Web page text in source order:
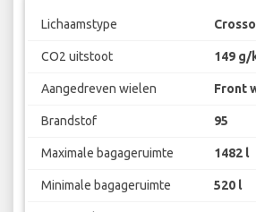
Lichaamstype
CO2 uitstoot 149 g/
Aangedreven wielen Front
Brandstof 95
Maximale bagageruimte 1482 l
Minimale bagageruimte 520 l